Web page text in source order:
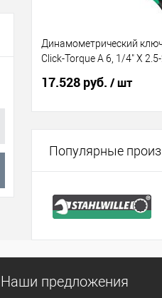
Динамометрический
Click-Torque A 6, 1/4" X
17.528 руб. / шт
В избранное
Под
Популярные
Наши предложения